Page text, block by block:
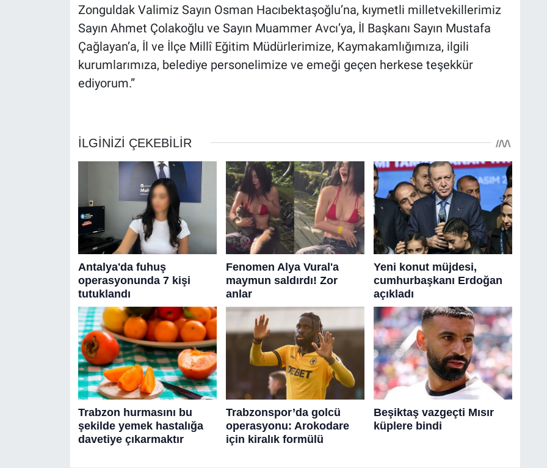
Zonguldak Valimiz Sayın Osman Hacıbektaşoğlu’na, kıymetli milletvekillerimiz
Sayın Ahmet Çolakoğlu ve Sayın Muammer Avcı’ya, İl Başkanı Sayın Mustafa
Çağlayan’a, İl ve İlçe Millî Eğitim Müdürlerimize, Kaymakamlığımıza, ilgili
kurumlarımıza, belediye personelimize ve emeği geçen herkese teşekkür
ediyorum.”